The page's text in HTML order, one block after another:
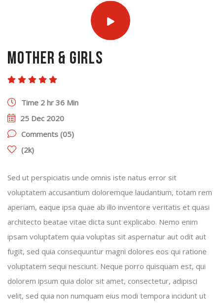
mother & Girls
Time 2 hr 36 Min
25 Dec 2020
Comments (05)
(2k)
Sed ut perspiciatis unde omnis iste natus error sit
voluptatem accusantium doloremque laudantium, totam rem
aperiam, eaque ipsa quae ab illo inventore veritatis et quasi
architecto beatae vitae dicta sunt explicabo. Nemo enim
ipsam voluptatem quia voluptas sit aspernatur aut odit aut
fugit, sed quia consequuntur magni dolores eos qui ratione
voluptatem sequi nesciunt. Neque porro quisquam est, qui
dolorem ipsum quia dolor sit amet, consectetur, adipisci
velit, sed quia non numquam eius modi tempora incidunt ut